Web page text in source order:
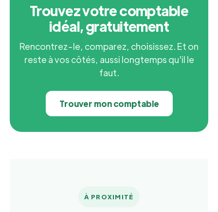
Trouvez votre comptable
idéal, gratuitement
Rencontrez-le, comparez, choisissez. Et on
reste à vos côtés, aussi longtemps qu'il le
faut.
Trouver mon comptable
À PROXIMITÉ